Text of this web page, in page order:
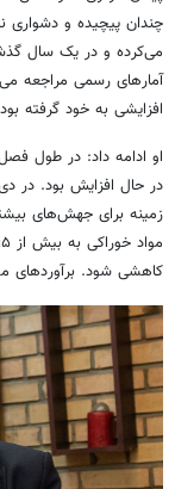
چندان پیچیده و
می‌کرده و در یک سال
افزایشی به خود گرفته
او ادامه داد: در طول
در حال افزایش بود. در
زمینه برای جهش‌های
کاهشی شود. برآوردهای